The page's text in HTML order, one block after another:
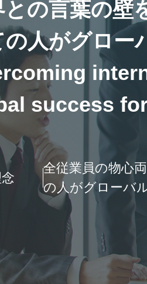
の言葉の壁
の人がグロー
success
全従業員の物心
の人がグローバ